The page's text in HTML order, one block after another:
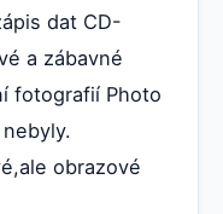
dat CD-
a zábavné
fotografií Photo
obrazové